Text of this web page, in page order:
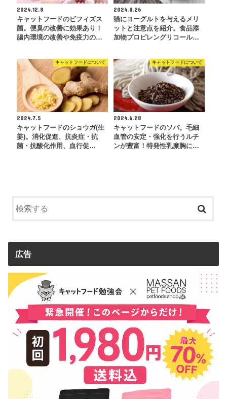
2024.12.8
キャットフードのビフィズス
菌。便臭の改善に効果あり！
腸内環境の改善や免疫力の…
2024.8.26
猫にヨーグルトを与えるメリ
ットと注意点を紹介。食品添
加物プロピレングリコール…
キャットフードについて
2024.7.5
キャットフードのショウガ(生
姜)。消化促進、抗炎症・抗
菌・抗酸化作用、血行促…
キャットフードについて
2024.6.28
キャットフードのソバ。毛細
血管の安定・強化を行うルチ
ンが豊富！特発性乳糜胸に…
広告